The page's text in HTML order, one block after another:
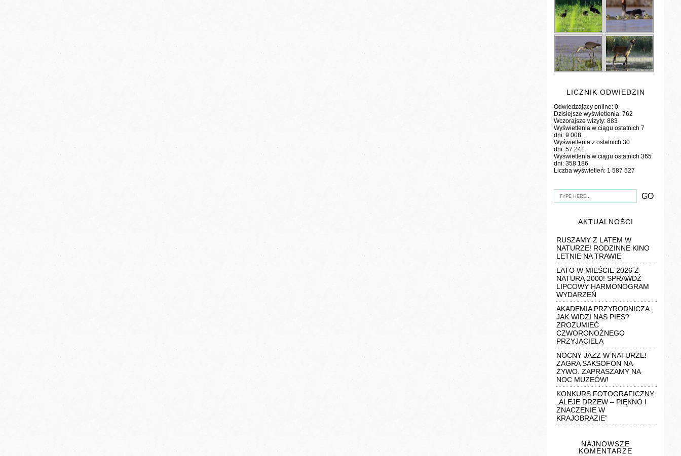
LICZNIK ODWIEDZIN
Odwiedzający online:0
Dzisiejsze wyświetlenia:762
Wczorajsze wizyty:883
Wyświetlenia w ciągu ostatnich 7
dni:9 008
Wyświetlenia z ostatnich 30
dni:57 241
Wyświetlenia w ciągu ostatnich 365
dni:358 186
Liczba wyświetleń: 1 587 527
AKTUALNOŚCI
RUSZAMY Z LATEM W
NATURZE! RODZINNE KINO
LETNIE NA TRAWIE
LATO W MIEŚCIE 2026 Z
NATURĄ 2000! SPRAWDŹ
LIPCOWY HARMONOGRAM
WYDARZEŃ
AKADEMIA PRZYRODNICZA:
JAK WIDZI NAS PIES?
ZROZUMIEĆ
CZWORONOŻNEGO
PRZYJACIELA
NOCNY JAZZ W NATURZE!
ZAGRA SAKSOFON NA
ŻYWO. ZAPRASZAMY NA
NOC MUZEÓW!
KONKURS FOTOGRAFICZNY:
„ALEJE DRZEW – PIĘKNO I
ZNACZENIE W
KRAJOBRAZIE”
NAJNOWSZE
KOMENTARZE